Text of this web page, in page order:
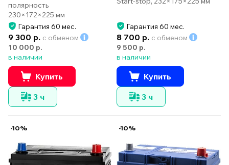
полярность
230×172×225 мм
Гарантия 60 мес.
9 300 р. с обменом
10 000 р.
в наличии
Купить
3 ч
Гарантия 60 мес.
8 700 р. с обменом
9 500 р.
в наличии
Купить
3 ч
-10% -10%